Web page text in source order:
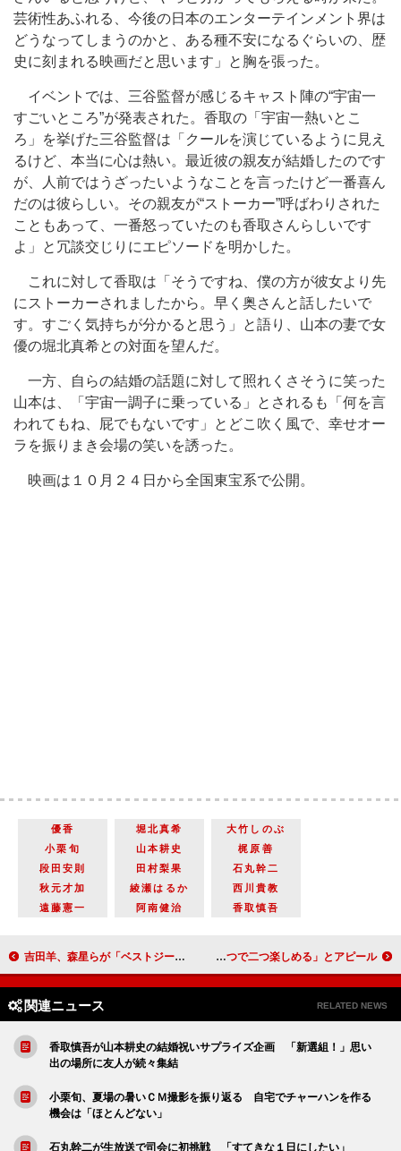
芸術性あふれる、今後の日本のエンターテインメント界は
どうなってしまうのかと、ある種不安になるぐらいの、歴
史に刻まれる映画だと思います」と胸を張った。
イベントでは、三谷監督が感じるキャスト陣の“宇宙一
すごいところ”が発表された。香取の「宇宙一熱いとこ
ろ」を挙げた三谷監督は「クールを演じているように見え
るけど、本当に心は熱い。最近彼の親友が結婚したのです
が、人前ではうざったいようなことを言ったけど一番喜ん
だのは彼らしい。その親友が“ストーカー”呼ばわりされた
こともあって、一番怒っていたのも香取さんらしいです
よ」と冗談交じりにエピソードを明かした。
これに対して香取は「そうですね、僕の方が彼女より先
にストーカーされましたから。早く奥さんと話したいで
す。すごく気持ちが分かると思う」と語り、山本の妻で女
優の堀北真希との対面を望んだ。
一方、自らの結婚の話題に対して照れくさそうに笑った
山本は、「宇宙一調子に乗っている」とされるも「何を言
われてもね、屁でもないです」とどこ吹く風で、幸せオー
ラを振りまき会場の笑いを誘った。
映画は１０月２４日から全国東宝系で公開。
優香 堀北真希
大竹しのぶ
小栗旬
山本耕史
梶原善
段田安則
田村梨果
石丸幹二
秋元才加
綾瀬はるか
西川貴教
遠藤憲一
阿南健治 香取慎吾
吉田羊、森星らが「ベストジーニスト」を受賞 殿堂入りのローラ「デニムが２倍好きになった」 Ａ．Ｂ．Ｃ－Ｚ、新舞台へ意気込み 河合郁人「一つで二つ楽しめる」とアピール
関連ニュース RELATED NEWS
香取慎吾が山本耕史の結婚祝いサプライズ企画 「新選組！」思い
出の場所に友人が続々集結
小栗旬、夏場の暑いＣＭ撮影を振り返る 自宅でチャーハンを作る
機会は「ほとんどない」
石丸幹二が生放送で司会に初挑戦 「すてきな１日にしたい」